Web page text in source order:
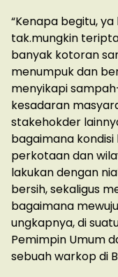
“Kenapa begitu,
tak.mungkin
banyak kotoran
menumpuk dan
menyikapi
kesadaran
stakehokder
bagaimana
perkotaan dan
lakukan dengan
bersih, sekaligus
bagaimana
ungkapnya, di
Pemimpin Umum
sebuah warkop di